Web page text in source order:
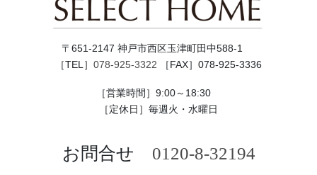
〒651-2147 神戸市西区玉津町田中588-1
［TEL］ 078-925-3322 ［FAX］078-925-3336
［営業時間］9:00～18:30
［定休日］毎週火・水曜日
お問合せ 0120-8-32194